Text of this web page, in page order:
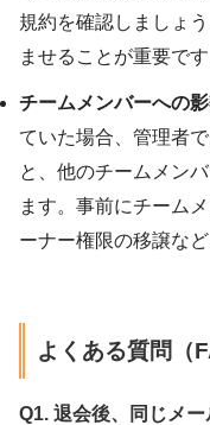
規約を確認しましょ
ませることが重要です
チームメンバーへの
ていた場合、管理者
と、他のチームメン
ます。事前にチーム
ーナー権限の移譲な
よくある質問（
Q1. 退会後、同じメ